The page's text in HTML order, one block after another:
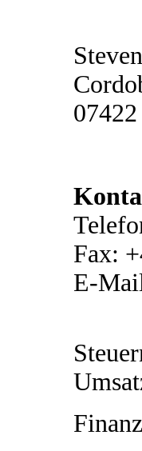
Fax:
E-